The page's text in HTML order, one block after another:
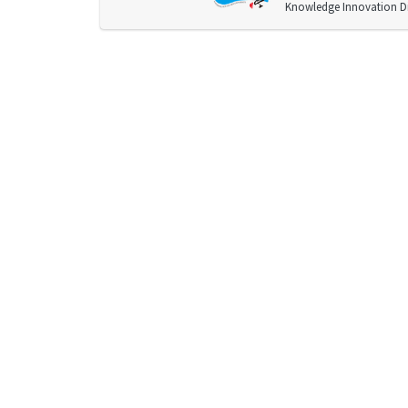
Knowledge Innovation